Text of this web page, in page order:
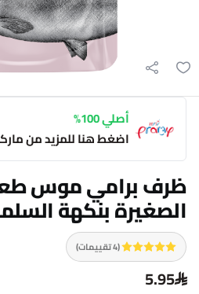
أصلي 100%
اضغط هنا للمزيد من
ظرف برامي موس
الصغيرة بنكهة السلمون
(4 تقييمات)
5.95